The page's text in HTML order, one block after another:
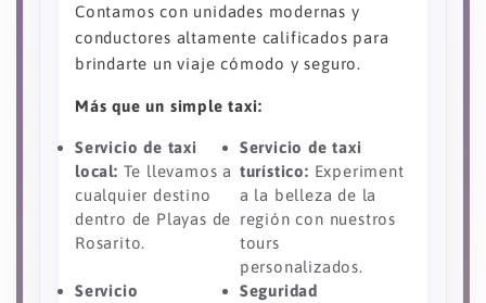
Contamos con unidades modernas y
conductores altamente calificados para
brindarte un viaje cómodo y seguro.
Más que un simple taxi:
Servicio de taxi
local: Te llevamos a
cualquier destino
dentro de Playas de
Rosarito.
Servicio de taxi
turístico: Experiment
a la belleza de la
región con nuestros
tours
personalizados.
Servicio
Seguridad